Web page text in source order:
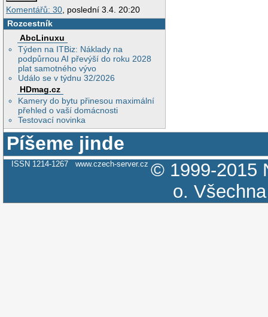
Komentářů: 30 , poslední 3.4. 20:20
Rozcestník
AbcLinuxu
Týden na ITBiz: Náklady na
podpůrnou AI převýší do roku 2028
plat samotného vývo
Událo se v týdnu 32/2026
HDmag.cz
Kamery do bytu přinesou maximální
přehled o vaší domácnosti
Testovací novinka
Píšeme jinde
ISSN 1214-1267 www.czech-server.cz © 1999-2015
o.